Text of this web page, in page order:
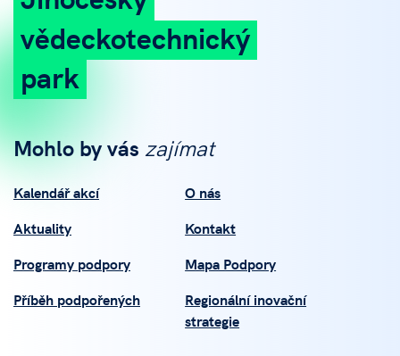
vědeckotechnický
park
Mohlo by vás zajímat
Kalendář akcí
Aktuality
Programy podpory
Příběh podpořených
O nás
Kontakt
Mapa Podpory
Regionální inovační
strategie